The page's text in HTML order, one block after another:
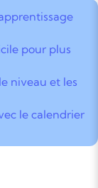
pour plus
niveau et les
le calendrier